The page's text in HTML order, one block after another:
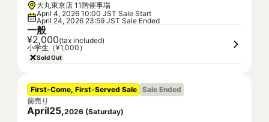
大丸東京店 11階催事場
April 4, 2026 10:00 JST Sale Start
April 24, 2026 23:59 JST Sale Ended
一般
¥2,000(tax included)
小学生（¥1,000）
Sold Out
First-Come, First-Served Sale Sale Ended
前売り
April25,2026 (Saturday)